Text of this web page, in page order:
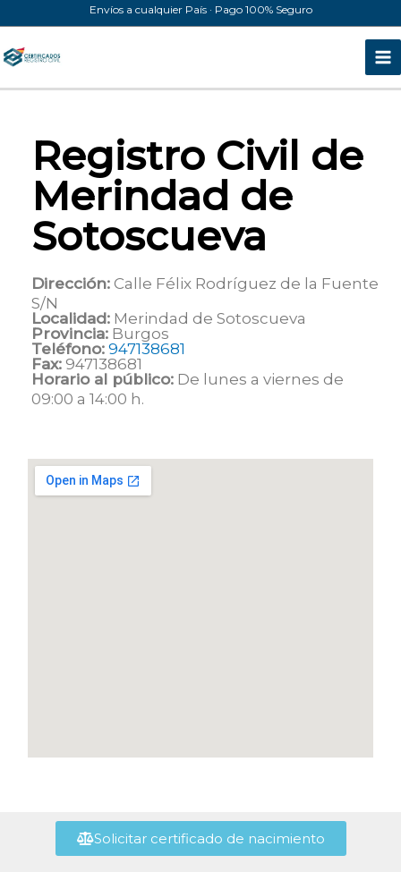
al
contenido
Envíos a cualquier País · Pago 100% Seguro
Registro Civil de
Merindad de
Sotoscueva
Dirección: Calle Félix Rodríguez de la Fuente
S/N
Localidad: Merindad de Sotoscueva
Provincia: Burgos
Teléfono: 947138681
Fax: 947138681
Horario al público: De lunes a viernes de
09:00 a 14:00 h.
Solicitar certificado de nacimiento